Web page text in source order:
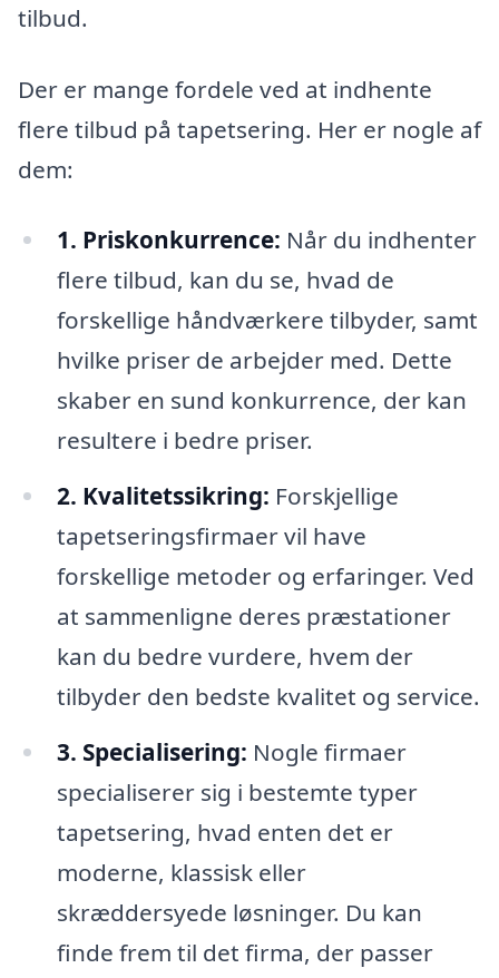
tilbud.
Der er mange fordele ved at indhente
flere tilbud på tapetsering. Her er nogle af
dem:
1. Priskonkurrence: Når du indhenter
flere tilbud, kan du se, hvad de
forskellige håndværkere tilbyder, samt
hvilke priser de arbejder med. Dette
skaber en sund konkurrence, der kan
resultere i bedre priser.
2. Kvalitetssikring: Forskjellige
tapetseringsfirmaer vil have
forskellige metoder og erfaringer. Ved
at sammenligne deres præstationer
kan du bedre vurdere, hvem der
tilbyder den bedste kvalitet og service.
3. Specialisering: Nogle firmaer
specialiserer sig i bestemte typer
tapetsering, hvad enten det er
moderne, klassisk eller
skræddersyede løsninger. Du kan
finde frem til det firma, der passer